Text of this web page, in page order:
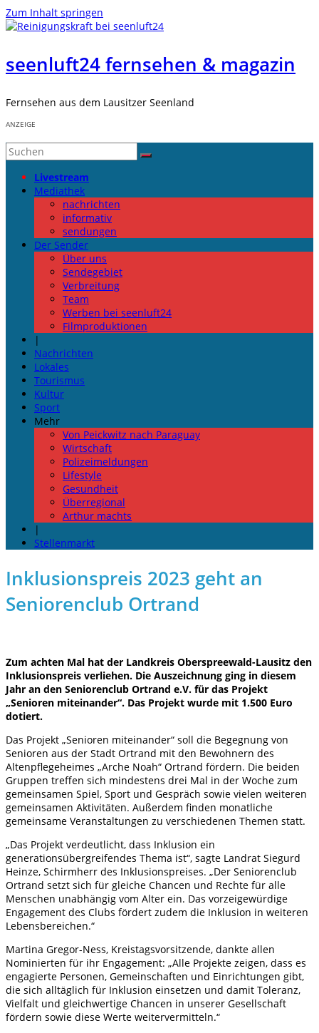
Zum Inhalt springen
seenluft24 fernsehen & magazin
Fernsehen aus dem Lausitzer Seenland
ANZEIGE
Livestream
Mediathek
nachrichten
informativ
sendungen
Der Sender
Über uns
Sendegebiet
Verbreitung
Team
Werben bei seenluft24
Filmproduktionen
|
Nachrichten
Lokales
Tourismus
Kultur
Sport
Mehr
Von Peickwitz nach Paraguay
Wirtschaft
Polizeimeldungen
Lifestyle
Gesundheit
Überregional
Arthur machts
|
Stellenmarkt
Inklusionspreis 2023 geht an
Seniorenclub Ortrand
Zum achten Mal hat der Landkreis Oberspreewald-Lausitz den
Inklusionspreis verliehen. Die Auszeichnung ging in diesem
Jahr an den Seniorenclub Ortrand e.V. für das Projekt
„Senioren miteinander“. Das Projekt wurde mit 1.500 Euro
dotiert.
Das Projekt „Senioren miteinander“ soll die Begegnung von
Senioren aus der Stadt Ortrand mit den Bewohnern des
Altenpflegeheimes „Arche Noah“ Ortrand fördern. Die beiden
Gruppen treffen sich mindestens drei Mal in der Woche zum
gemeinsamen Spiel, Sport und Gespräch sowie vielen weiteren
gemeinsamen Aktivitäten. Außerdem finden monatliche
gemeinsame Veranstaltungen zu verschiedenen Themen statt.
„Das Projekt verdeutlicht, dass Inklusion ein
generationsübergreifendes Thema ist“, sagte Landrat Siegurd
Heinze, Schirmherr des Inklusionspreises. „Der Seniorenclub
Ortrand setzt sich für gleiche Chancen und Rechte für alle
Menschen unabhängig vom Alter ein. Das vorzeigewürdige
Engagement des Clubs fördert zudem die Inklusion in weiteren
Lebensbereichen.“
Martina Gregor-Ness, Kreistagsvorsitzende, dankte allen
Nominierten für ihr Engagement: „Alle Projekte zeigen, dass es
engagierte Personen, Gemeinschaften und Einrichtungen gibt,
die sich alltäglich für Inklusion einsetzen und damit Toleranz,
Vielfalt und gleichwertige Chancen in unserer Gesellschaft
fördern sowie diese Werte weitervermitteln.“